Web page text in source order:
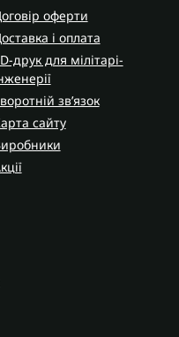
оферти
і оплата
друк для мілітарі-
зв’язок
сайту